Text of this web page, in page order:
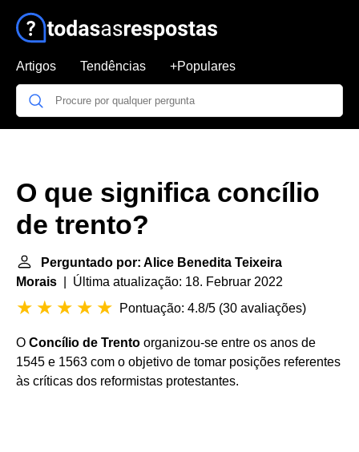
Artigos Tendências +Populares
O que significa concílio
de trento?
Perguntado por: Alice Benedita Teixeira
Morais | Última atualização: 18. Februar 2022
Pontuação: 4.8/5 (30 avaliações)
O Concílio de Trento organizou-se entre os anos de
1545 e 1563 com o objetivo de tomar posições referentes
às críticas dos reformistas protestantes.